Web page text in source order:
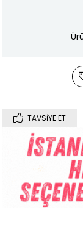
TAVSIYE ET